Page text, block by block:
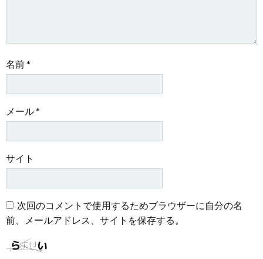
名前*
メール*
サイト
次回のコメントで使用するためブラウザーに自分の名
前、メールアドレス、サイトを保存する。